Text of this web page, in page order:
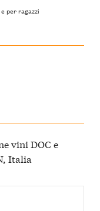
per ragazzi
vini DOC e
Italia